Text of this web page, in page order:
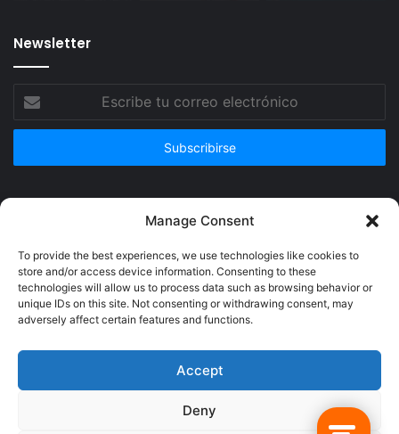
Manage Consent
To provide the best experiences, we use technologies like cookies to
store and/or access device information. Consenting to these
technologies will allow us to process data such as browsing behavior or
unique IDs on this site. Not consenting or withdrawing consent, may
adversely affect certain features and functions.
Accept
Deny
Newsletter
correo
© Copyright 2026, Todos los derechos reservados @Crucerum |